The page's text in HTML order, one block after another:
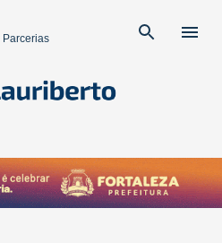
Parcerias